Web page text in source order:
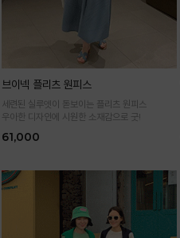
브이넥 플리츠 원피스
세련된 실루엣이 돋보이는 플리츠 원피스
우아한 디자인에 시원한 소재감으로 굿!
61,000